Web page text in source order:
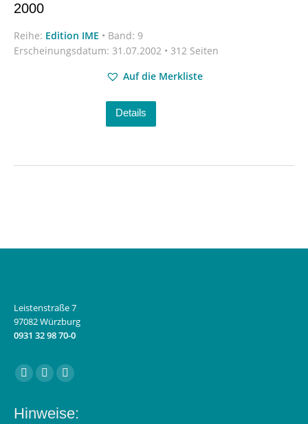
2000
Reihe: Edition IME • Band: 9
Erscheinungsdatum: 31.07.2002 • 312 Seiten
Auf die Merkliste
Details
Leistenstraße 7
97082 Würzburg
0931 32 98 70-0
Finden Sie uns auf:
Facebook
opens
Instagram
opens
E-
page
Hinweise: